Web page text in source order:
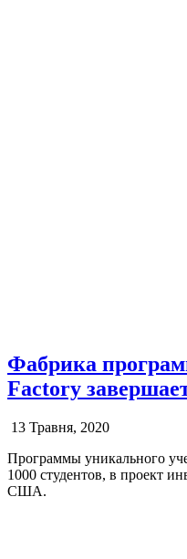
Фабрика
Factory
13 Травня, 2020
Программы уникального
1000 студентов, в проект
США.